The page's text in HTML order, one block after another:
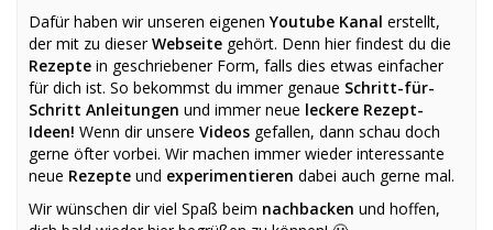
Dafür haben wir unseren eigenenYoutube Kanal erstellt,
der mit zu dieserWebseite gehört. Denn hier findest du die
Rezepte in geschriebener Form, falls dies etwas einfacher
für dich ist. So bekommst du immer genaue Schritt-für-
Schritt Anleitungen und immer neue leckere Rezept-
Ideen! Wenn dir unsere Videos gefallen, dann schau doch
gerne öfter vorbei. Wir machen immer wieder interessante
neue Rezepte und experimentieren dabei auch gerne mal.
Wir wünschen dir viel Spaß beim nachbacken und hoffen,